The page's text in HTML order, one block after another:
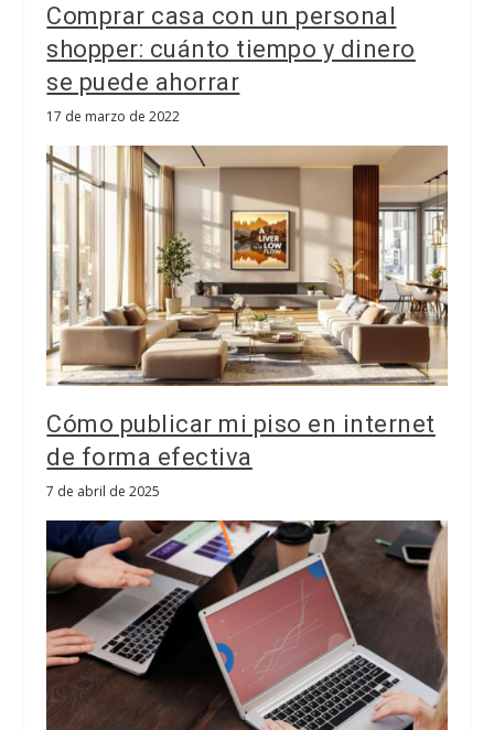
Comprar casa con un personal
shopper: cuánto tiempo y dinero
se puede ahorrar
17 de marzo de 2022
Cómo publicar mi piso en internet
de forma efectiva
7 de abril de 2025